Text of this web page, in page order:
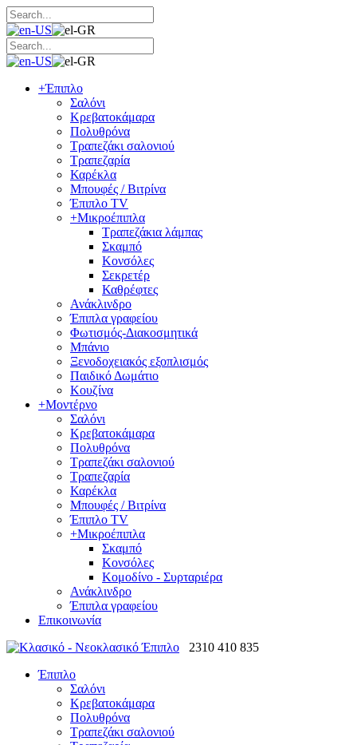
+Έπιπλο
Σαλόνι
Κρεβατοκάμαρα
Πολυθρόνα
Τραπεζάκι σαλονιού
Τραπεζαρία
Καρέκλα
Μπουφές / Βιτρίνα
Έπιπλο TV
+Μικροέπιπλα
Τραπεζάκια λάμπας
Σκαμπό
Κονσόλες
Σεκρετέρ
Καθρέφτες
Ανάκλινδρο
Έπιπλα γραφείου
Φωτισμός-Διακοσμητικά
Μπάνιο
Ξενοδοχειακός εξοπλισμός
Παιδικό Δωμάτιο
Κουζίνα
+Μοντέρνο
Σαλόνι
Κρεβατοκάμαρα
Πολυθρόνα
Τραπεζάκι σαλονιού
Τραπεζαρία
Καρέκλα
Μπουφές / Βιτρίνα
Έπιπλο TV
+Μικροέπιπλα
Σκαμπό
Κονσόλες
Κομοδίνο - Συρταριέρα
Ανάκλινδρο
Έπιπλα γραφείου
Επικοινωνία
2310 410 835
Έπιπλο
Σαλόνι
Κρεβατοκάμαρα
Πολυθρόνα
Τραπεζάκι σαλονιού